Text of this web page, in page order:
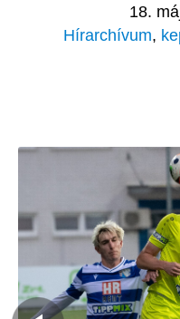
18.
Hírarchívum,